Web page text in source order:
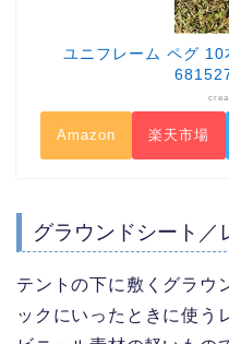
ユニフレーム ペグ
Amazon 楽天市場
グラウンドシート／
テントの下に敷くグラウ
ックにいったときに使う